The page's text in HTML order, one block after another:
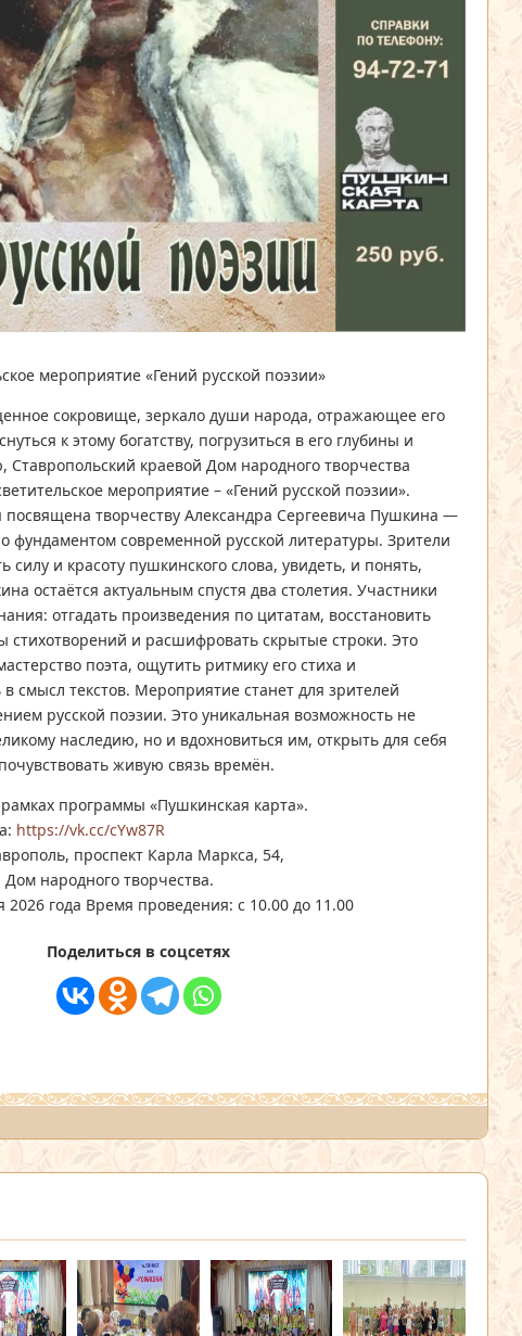
мероприятие «Гений русской поэзии»
сокровище, зеркало души народа, отражающее его
к этому богатству, погрузиться в его глубины и
Ставропольский краевой Дом народного творчества
мероприятие – «Гений русской поэзии».
творчеству Александра Сергеевича Пушкина —
фундаментом современной русской литературы. Зрители
силу и красоту пушкинского слова, увидеть, и понять,
остаётся актуальным спустя два столетия. Участники
отгадать произведения по цитатам, восстановить
и расшифровать скрытые строки. Это
поэта, ощутить ритмику его стиха и
смысл текстов. Мероприятие станет для зрителей
русской поэзии. Это уникальная возможность не
наследию, но и вдохновиться им, открыть для себя
живую связь времён.
программы «Пушкинская карта».
https://vk.cc/cYw87R
проспект Карла Маркса, 54,
народного творчества.
года Время проведения: с 10.00 до 11.00
Поделиться в соцсетях